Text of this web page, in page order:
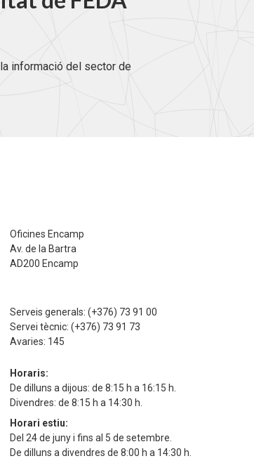
informació del sector de
Oficines Encamp
Av. de la Bartra
AD200 Encamp
Serveis generals:(+376) 73 91 00
Servei tècnic:(+376) 73 91 73
Avaries: 145
Horaris:
De dilluns a dijous: de 8:15 h a 16:15 h.
Divendres: de 8:15 h a 14:30 h.
Horari estiu:
Del 24 de juny i fins al 5 de setembre.
De dilluns a divendres de 8:00 h a 14:30 h.